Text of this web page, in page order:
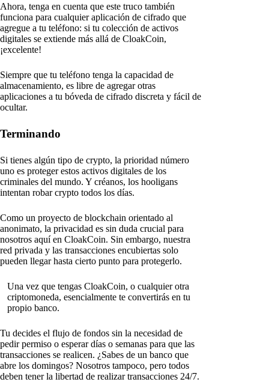
Ahora, tenga en cuenta que este truco también
funciona para cualquier aplicación de cifrado que
agregue a tu teléfono: si tu colección de activos
digitales se extiende más allá de CloakCoin,
¡excelente!
Siempre que tu teléfono tenga la capacidad de
almacenamiento, es libre de agregar otras
aplicaciones a tu bóveda de cifrado discreta y fácil de
ocultar.
Terminando
Si tienes algún tipo de crypto, la prioridad número
uno es proteger estos activos digitales de los
criminales del mundo. Y créanos, los hooligans
intentan robar crypto todos los días.
Como un proyecto de blockchain orientado al
anonimato, la privacidad es sin duda crucial para
nosotros aquí en CloakCoin. Sin embargo, nuestra
red privada y las transacciones encubiertas solo
pueden llegar hasta cierto punto para protegerlo.
Una vez que tengas CloakCoin, o cualquier otra
criptomoneda, esencialmente te convertirás en tu
propio banco.
Tu decides el flujo de fondos sin la necesidad de
pedir permiso o esperar días o semanas para que las
transacciones se realicen. ¿Sabes de un banco que
abre los domingos? Nosotros tampoco, pero todos
deben tener la libertad de realizar transacciones 24/7.